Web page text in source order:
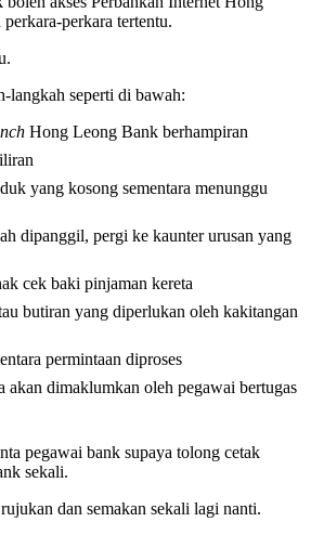
perkara tertentu.
langkah seperti di bawah:
Hong Leong Bank berhampiran
yang kosong sementara menunggu
dipanggil, pergi ke kaunter urusan yang
cek baki pinjaman kereta
butiran yang diperlukan oleh kakitangan
permintaan diproses
akan dimaklumkan oleh pegawai bertugas
pegawai bank supaya tolong cetak
sekali.
dan semakan sekali lagi nanti.